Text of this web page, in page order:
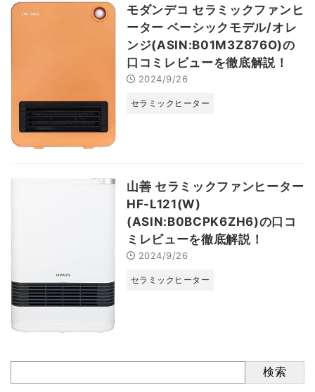
モダンデコ セラミックファンヒ
ーター ベーシックモデル/オレ
ンジ(ASIN:B01M3Z876O)の
口コミレビューを徹底解説！
2024/9/26
セラミックヒーター
山善 セラミックファンヒーター
HF-L121(W)
(ASIN:B0BCPK6ZH6)の口コ
ミレビューを徹底解説！
2024/9/26
セラミックヒーター
検索